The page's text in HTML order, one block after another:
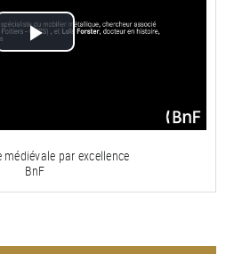
Lire
vidéo
médiévale par excellence
BnF